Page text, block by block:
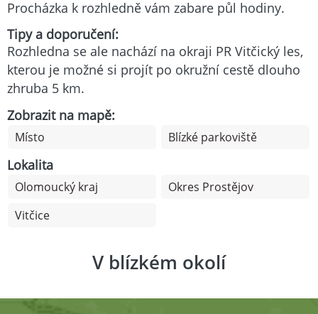
Procházka k rozhledně vám zabare půl hodiny.
Tipy a doporučení:
Rozhledna se ale nachází na okraji PR Vitčický les,
kterou je možné si projít po okružní cestě dlouho
zhruba 5 km.
Zobrazit na mapě:
Místo Blízké parkoviště
Lokalita
Olomoucký kraj
Okres Prostějov
Vitčice
V blízkém okolí